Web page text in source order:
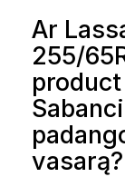
Ar
255/
vasarą?